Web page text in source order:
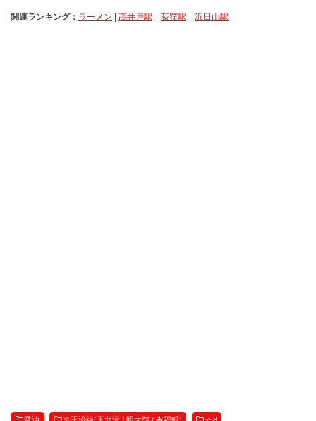
関連ランキング： ラーメン 高井戸駅、 荻窪駅、 浜田山駅
醤油 京王沿線(下北沢 / 明大前 / 永福町) ☆8